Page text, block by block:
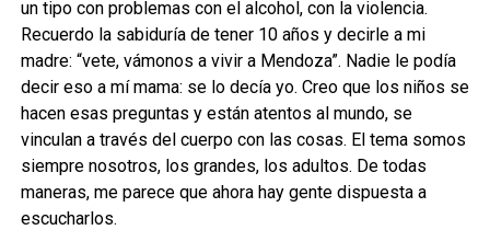
un tipo con problemas con el alcohol, con la violencia.
Recuerdo la sabiduría de tener 10 años y decirle a mi
madre: “vete, vámonos a vivir a Mendoza”. Nadie le podía
decir eso a mí mama: se lo decía yo. Creo que los niños se
hacen esas preguntas y están atentos al mundo, se
vinculan a través del cuerpo con las cosas. El tema somos
siempre nosotros, los grandes, los adultos. De todas
maneras, me parece que ahora hay gente dispuesta a
escucharlos.